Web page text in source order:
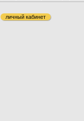
личный кабинет